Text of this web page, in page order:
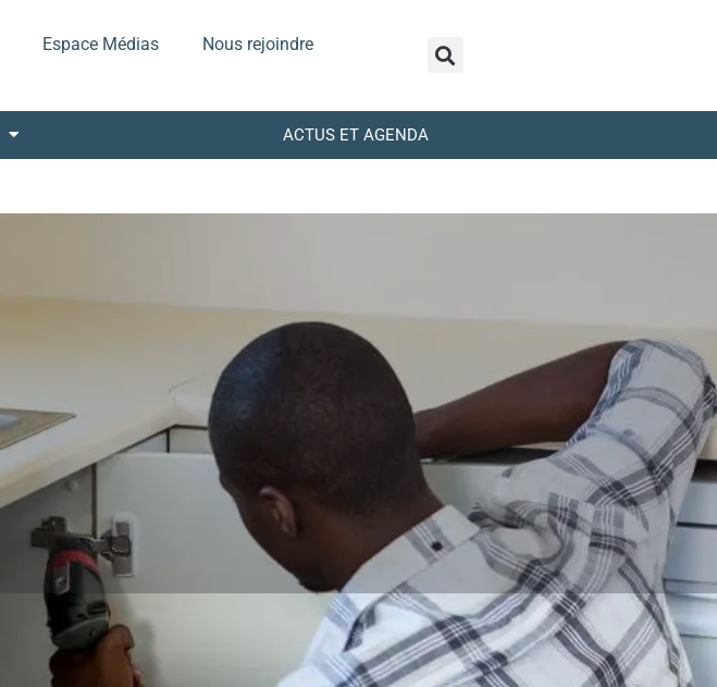
Espace Médias Nous rejoindre
ACTUS ET AGENDA
Établissement Liés